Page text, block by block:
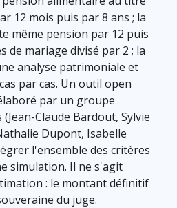
12 mois puis par 8 ans ; la
même pension par 12 puis
de mariage divisé par 2 ; la
analyse patrimoniale et
par cas. Un outil open
par un groupe
Claude Bardout, Sylvie
Dupont, Isabelle
l'ensemble des critères
simulation. Il ne s'agit
: le montant définitif
du juge.